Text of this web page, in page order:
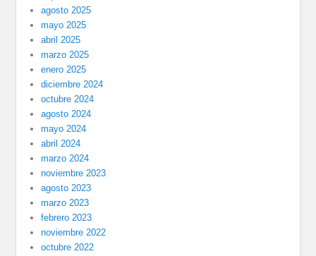
agosto 2025
mayo 2025
abril 2025
marzo 2025
enero 2025
diciembre 2024
octubre 2024
agosto 2024
mayo 2024
abril 2024
marzo 2024
noviembre 2023
agosto 2023
marzo 2023
febrero 2023
noviembre 2022
octubre 2022